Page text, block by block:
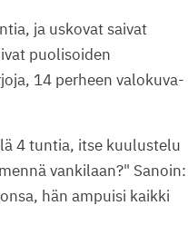
ja uskovat saivat
puolisoiden
14 perheen valokuva-
4 tuntia, itse kuulustelu
vankilaan?" Sanoin:
hän ampuisi kaikki